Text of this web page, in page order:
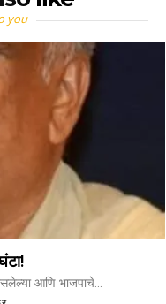
you
आणि भाजपाचे...